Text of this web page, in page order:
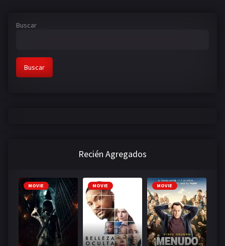
Buscar
Buscar
Recién Agregados
MOVIE MOVIE MOVIE